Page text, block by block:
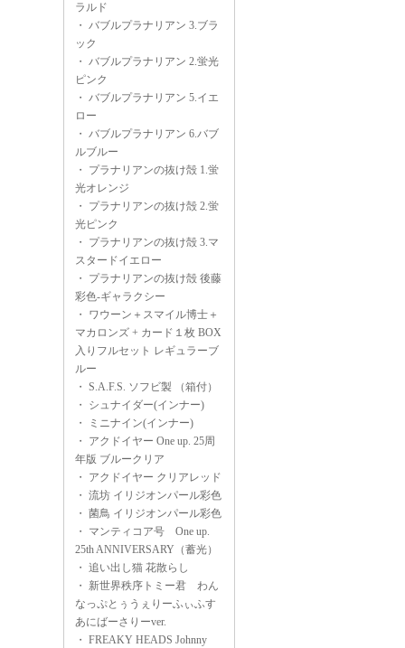
ラルド
・ バブルプラナリアン 3.ブラ
ック
・ バブルプラナリアン 2.蛍光
ピンク
・ バブルプラナリアン 5.イエ
ロー
・ バブルプラナリアン 6.バブ
ルブルー
・ プラナリアンの抜け殻 1.蛍
光オレンジ
・ プラナリアンの抜け殻 2.蛍
光ピンク
・ プラナリアンの抜け殻 3.マ
スタードイエロー
・ プラナリアンの抜け殻 後藤
彩色-ギャラクシー
・ ワウーン＋スマイル博士＋
マカロンズ + カード１枚 BOX
入りフルセット レギュラーブ
ルー
・ S.A.F.S. ソフビ製 （箱付）
・ シュナイダー(インナー)
・
ミニナイン(インナー)
・ アクドイヤー One up. 25周
年版 ブルークリア
・ アクドイヤー クリアレッド
・ 流坊 イリジオンパール彩色
・ 菌鳥 イリジオンパール彩色
・ マンティコア号 One up.
25th ANNIVERSARY（蓄光）
・ 追い出し猫 花散らし
・ 新世界秩序トミー君 わん
なっぷとぅうぇりーふぃふす
あにばーさりーver.
・ FREAKY HEADS Johnny